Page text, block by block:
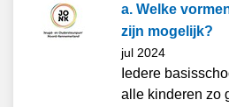
a. Welke
zijn mogelijk?
jul 2024
Iedere
alle kinderen zo